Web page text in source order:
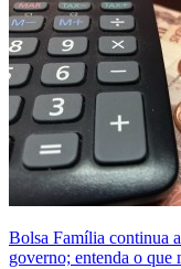
Bolsa Família continua
governo; entenda o que